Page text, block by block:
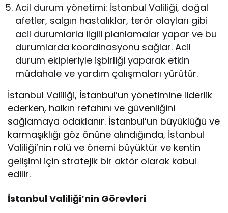
Acil durum yönetimi: İstanbul Valiliği, doğal
afetler, salgın hastalıklar, terör olayları gibi
acil durumlarla ilgili planlamalar yapar ve bu
durumlarda koordinasyonu sağlar. Acil
durum ekipleriyle işbirliği yaparak etkin
müdahale ve yardım çalışmaları yürütür.
İstanbul Valiliği, İstanbul’un yönetimine liderlik
ederken, halkın refahını ve güvenliğini
sağlamaya odaklanır. İstanbul’un büyüklüğü ve
karmaşıklığı göz önüne alındığında, İstanbul
Valiliği’nin rolü ve önemi büyüktür ve kentin
gelişimi için stratejik bir aktör olarak kabul
edilir.
İstanbul Valiliği’nin Görevleri